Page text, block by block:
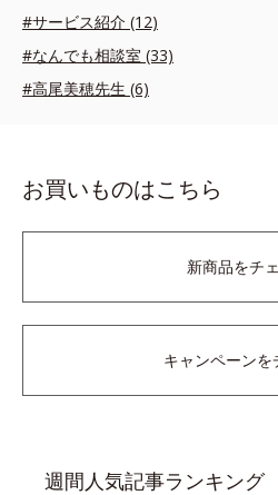
#サービス紹介 (12)
#なんでも相談室 (33)
#高尾美穂先生 (6)
お買いものはこちら
新商品をチ
キャンペーンを
週間人気記事ランキング